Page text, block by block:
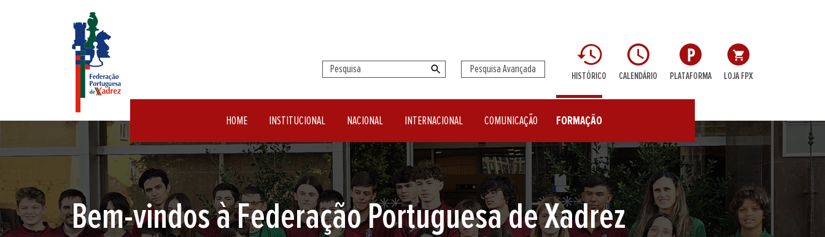
Pesquisa Avançada
HISTÓRICO CALENDÁRIO PLATAFORMA LOJA FPX
HOME INSTITUCIONAL NACIONAL INTERNACIONAL COMUNICAÇÃO FORMAÇÃO
Encontre aqui o seu clube de Xadrez